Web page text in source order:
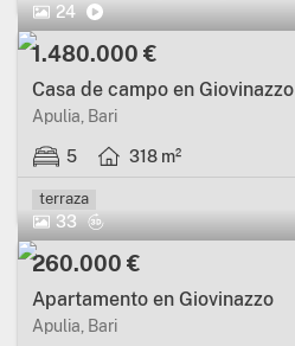
24
1.480.000 €
Casa de campo en Giovinazzo
Apulia, Bari
5 318 m²
terraza
33
260.000 €
Apartamento en Giovinazzo
Apulia, Bari